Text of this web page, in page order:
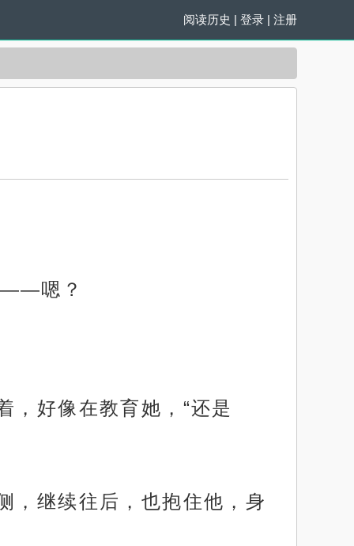
阅读历史 | 登录 | 注册
——嗯？
好像在教育她，“还是
继续往后，也抱住他，身